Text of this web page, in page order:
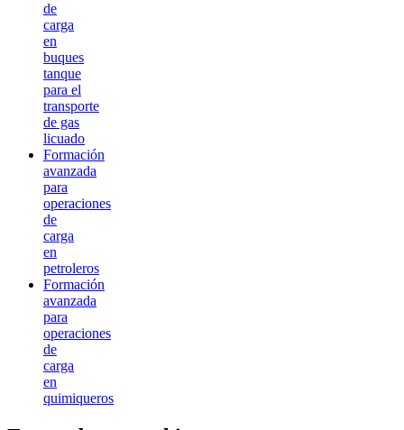
de
carga
en
buques
tanque
para el
transporte
de gas
licuado
Formación
avanzada
para
operaciones
de
carga
en
petroleros
Formación
avanzada
para
operaciones
de
carga
en
quimiqueros